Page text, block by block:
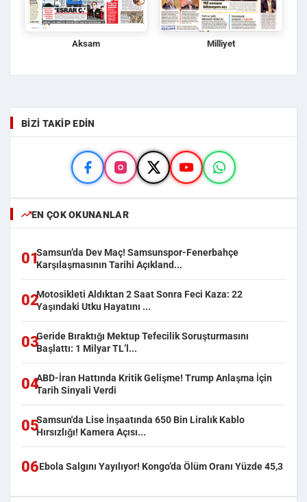
Aksam Milliyet
BIZI TAKIP EDIN
EN ÇOK OKUNANLAR
01Samsun’da Dev Maç! Samsunspor-Fenerbahçe
Karşılaşmasının Tarihi Açıkland...
02Motosikleti Aldıktan 2 Saat Sonra Feci Kaza: 22
Yaşındaki Utku Hayatını ...
03Geride Bıraktığı Mektup Tefecilik Soruşturmasını
Başlattı: 1 Milyar TL’l...
04ABD-İran Hattında Kritik Gelişme! Trump Anlaşma İçin
Tarih Sinyali Verdi
05Samsun'da Lise İnşaatında 650 Bin Liralık Kablo
Hırsızlığı! Kamera Açısı...
06Ebola Salgını Yayılıyor! Kongo’da Ölüm Oranı Yüzde 45,3